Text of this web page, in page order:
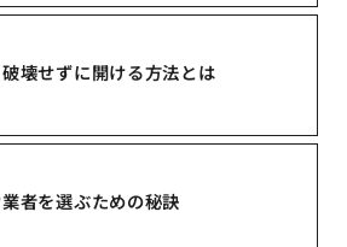
壊せずに開ける方法とは
者を選ぶための秘訣